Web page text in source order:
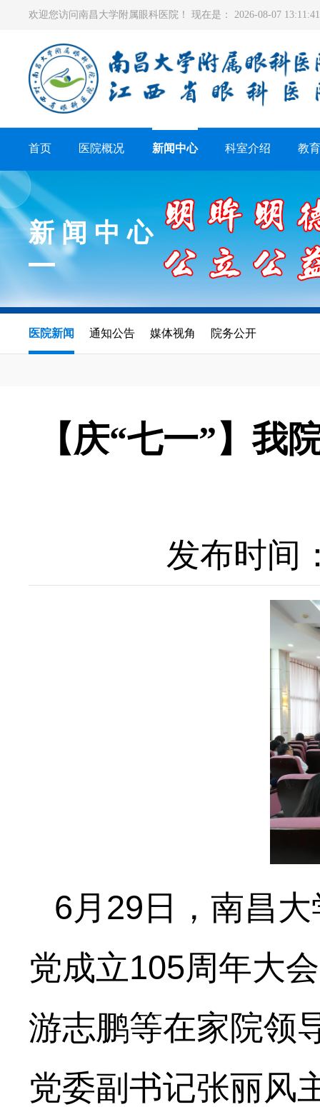
欢迎您访问南昌大学附属眼科医院！ 现在是： 2026-08-07
首页 医院概况 新闻中心 科室介绍 教
新闻中心
医院新闻 通知公告 媒体视角 院务公开
【庆“七一”】我
发布时间
6月29日，南昌
党成立105周年大
游志鹏等在家院领
党委副书记张丽风